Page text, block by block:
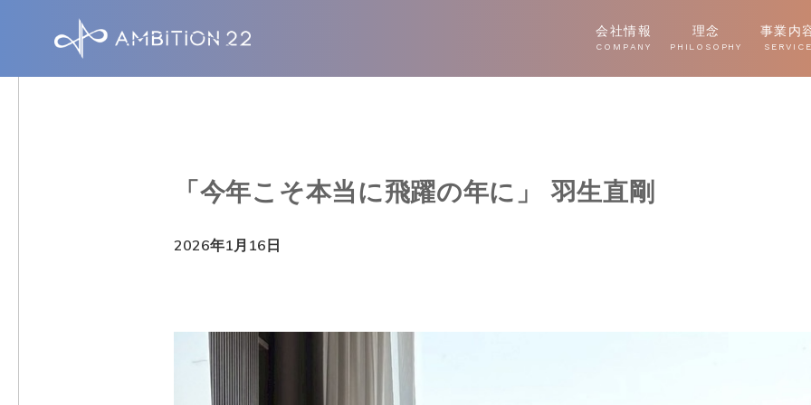
会社情報
COMPANY
理念
PHILOSOPHY
事業内
「今年こそ本当に飛躍の年に」 羽生直剛
2026年1月16日